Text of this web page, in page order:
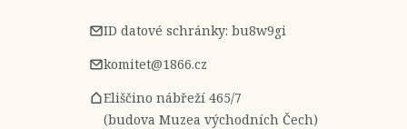
ID datové schránky: bu8w9gi
komitet@1866.cz
Eliščino nábřeží 465/7
(budova Muzea východních Čech)